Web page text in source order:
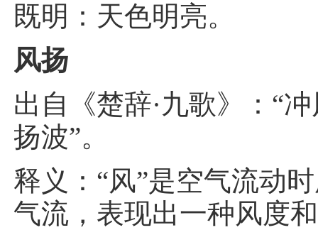
既明：天色明亮。
风扬
出自《楚辞·九歌》：“
扬波”。
释义：“风”是空气流动
气流，表现出一种风度